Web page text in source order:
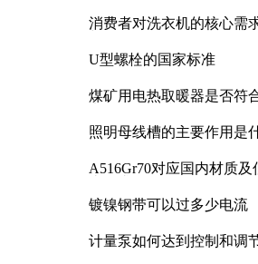
消费者对洗衣机的核心需
U型螺栓的国家标准
煤矿用电热取暖器是否符
照明母线槽的主要作用是
A516Gr70对应国内材质及
镀镍钢带可以过多少电流
计量泵如何达到控制和调